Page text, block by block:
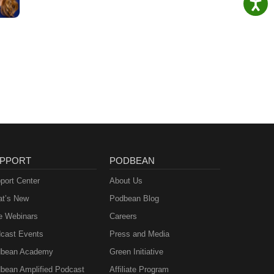
Center
New
Webinars
Events
Academy
Amplified Podcast
PODBEAN
About Us
Podbean Blog
Careers
Press and Media
Green Initiative
Affiliate Program